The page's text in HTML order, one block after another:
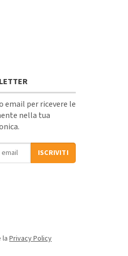
email per ricevere le
nella tua
ISCRIVITI
la Privacy Policy